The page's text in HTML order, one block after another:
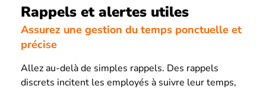
Rappels et alertes utiles
Assurez une gestion du temps ponctuelle et
précise
Allez au-delà de simples rappels. Des rappels
discrets incitent les employés à suivre leur temps,